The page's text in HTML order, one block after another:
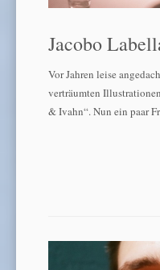
Jacobo
Vor Jahren leise
verträumten
& Ivahn“. Nun ein paar